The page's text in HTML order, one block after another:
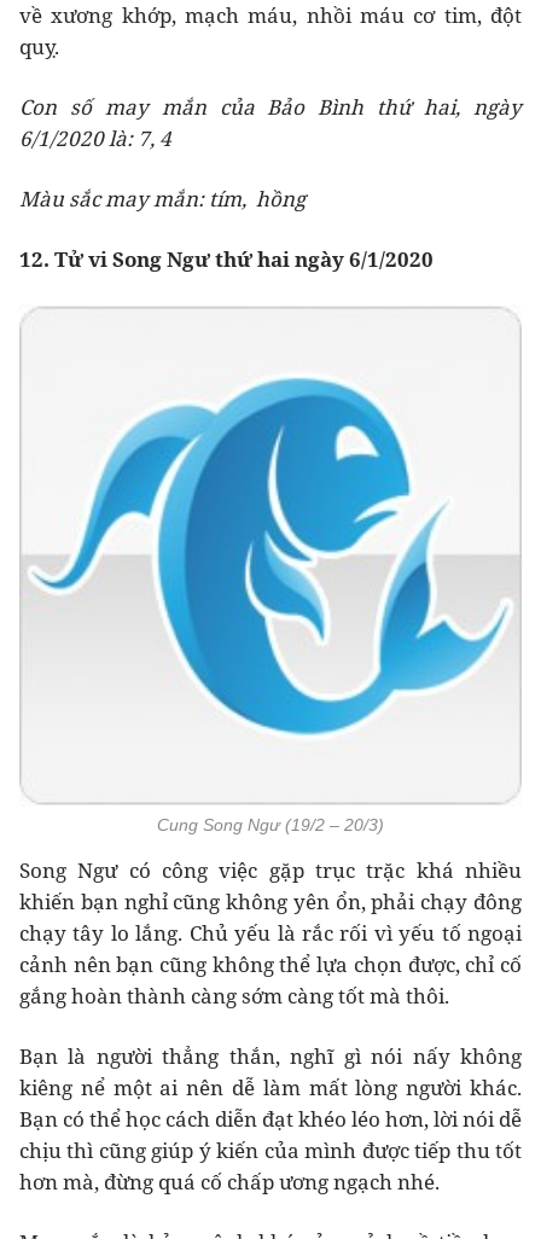
về xương khớp, mạch máu, nhồi máu cơ tim, đột
quỵ.
Con số may mắn của Bảo Bình thứ hai, ngày
6/1/2020 là: 7, 4
Màu sắc may mắn: tím, hồng
12. Tử vi Song Ngư thứ hai ngày 6/1/2020
Cung Song Ngư (19/2 – 20/3)
Song Ngư có công việc gặp trục trặc khá nhiều
khiến bạn nghỉ cũng không yên ổn, phải chạy đông
chạy tây lo lắng. Chủ yếu là rắc rối vì yếu tố ngoại
cảnh nên bạn cũng không thể lựa chọn được, chỉ cố
gắng hoàn thành càng sớm càng tốt mà thôi.
Bạn là người thẳng thắn, nghĩ gì nói nấy không
kiêng nể một ai nên dễ làm mất lòng người khác.
Bạn có thể học cách diễn đạt khéo léo hơn, lời nói dễ
chịu thì cũng giúp ý kiến của mình được tiếp thu tốt
hơn mà, đừng quá cố chấp ương ngạch nhé.